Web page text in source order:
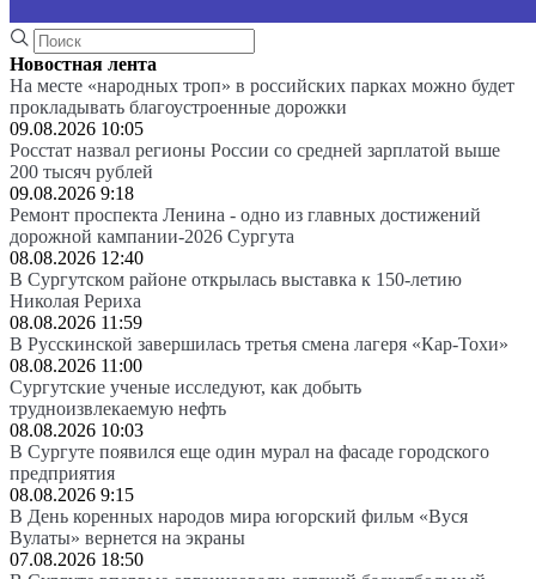
Новостная лента
На месте «народных троп» в российских парках можно будет
прокладывать благоустроенные дорожки
09.08.2026 10:05
Росстат назвал регионы России со средней зарплатой выше
200 тысяч рублей
09.08.2026 9:18
Ремонт проспекта Ленина - одно из главных достижений
дорожной кампании-2026 Сургута
08.08.2026 12:40
В Сургутском районе открылась выставка к 150-летию
Николая Рериха
08.08.2026 11:59
В Русскинской завершилась третья смена лагеря «Кар-Тохи»
08.08.2026 11:00
Сургутские ученые исследуют, как добыть
трудноизвлекаемую нефть
08.08.2026 10:03
В Сургуте появился еще один мурал на фасаде городского
предприятия
08.08.2026 9:15
В День коренных народов мира югорский фильм «Вуся
Вулаты» вернется на экраны
07.08.2026 18:50